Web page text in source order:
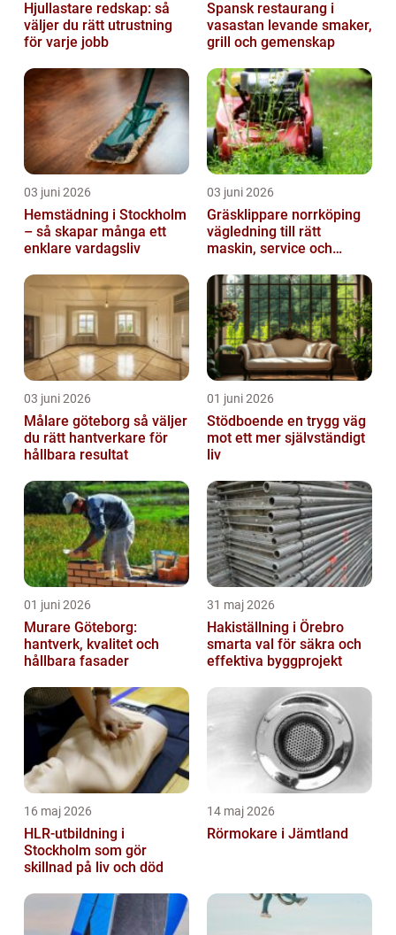
Hjullastare redskap: så
väljer du rätt utrustning
för varje jobb
Spansk restaurang i
vasastan levande smaker,
grill och gemenskap
03 juni 2026
Hemstädning i Stockholm
– så skapar många ett
enklare vardagsliv
03 juni 2026
Gräsklippare norrköping
vägledning till rätt
maskin, service och
03 juni 2026
Målare göteborg så väljer
du rätt hantverkare för
hållbara resultat
01 juni 2026
Stödboende en trygg väg
mot ett mer självständigt
liv
01 juni 2026
Murare Göteborg:
hantverk, kvalitet och
hållbara fasader
31 maj 2026
Hakiställning i Örebro
smarta val för säkra och
effektiva byggprojekt
16 maj 2026
HLR-utbildning i
Stockholm som gör
skillnad på liv och död
14 maj 2026
Rörmokare i Jämtland